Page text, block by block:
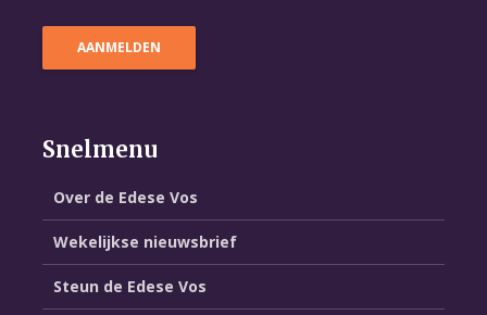
Snelmenu
Over de Edese Vos
Wekelijkse nieuwsbrief
Steun de Edese Vos